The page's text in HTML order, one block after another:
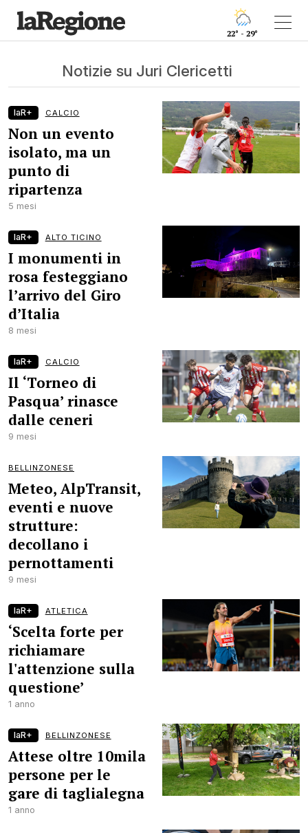
22° - 29°
Notizie su Juri Clericetti
laR+ CALCIO
Non un evento
isolato, ma un
punto di
ripartenza
5 mesi
laR+ ALTO TICINO
I monumenti in
rosa festeggiano
l’arrivo del Giro
d’Italia
8 mesi
laR+ CALCIO
Il ‘Torneo di
Pasqua’ rinasce
dalle ceneri
9 mesi
BELLINZONESE
Meteo, AlpTransit,
eventi e nuove
strutture:
decollano i
pernottamenti
9 mesi
laR+ ATLETICA
‘Scelta forte per
richiamare
l'attenzione sulla
questione’
1 anno
laR+ BELLINZONESE
Attese oltre 10mila
persone per le
gare di taglialegna
1 anno